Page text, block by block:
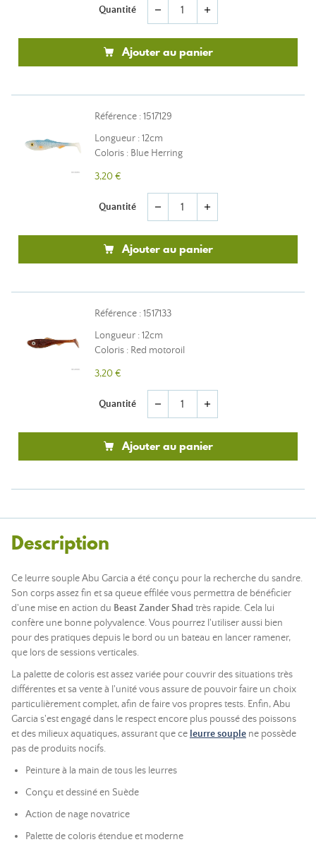
Quantité remove add
Ajouter au panier
Référence : 1517129
Longueur : 12cm
Coloris : Blue Herring
3,20 €
Quantité remove add
Ajouter au panier
Référence : 1517133
Longueur : 12cm
Coloris : Red motoroil
3,20 €
Quantité remove add
Ajouter au panier
Description
Ce leurre souple Abu Garcia a été conçu pour la recherche du sandre.
Son corps assez fin et sa queue effilée vous permettra de bénéficier
d'une mise en action du Beast Zander Shad très rapide. Cela lui
confère une bonne polyvalence. Vous pourrez l'utiliser aussi bien
pour des pratiques depuis le bord ou un bateau en lancer ramener,
que lors de sessions verticales.
La palette de coloris est assez variée pour couvrir des situations très
différentes et sa vente à l'unité vous assure de pouvoir faire un choix
particulièrement complet, afin de faire vos propres tests. Enfin, Abu
Garcia s'est engagé dans le respect encore plus poussé des poissons
et des milieux aquatiques, assurant que ce leurre souple ne possède
pas de produits nocifs.
Peinture à la main de tous les leurres
Conçu et dessiné en Suède
Action de nage novatrice
Palette de coloris étendue et moderne